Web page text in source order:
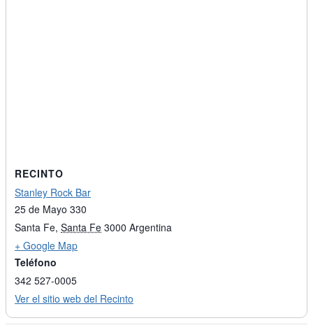
RECINTO
Stanley Rock Bar
25 de Mayo 330
Santa Fe, Santa Fe 3000 Argentina
+ Google Map
Teléfono
342 527-0005
Ver el sitio web del Recinto